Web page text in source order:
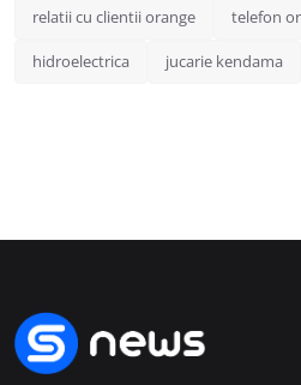
relatii cu clientii orange telefon
hidroelectrica jucarie kendama